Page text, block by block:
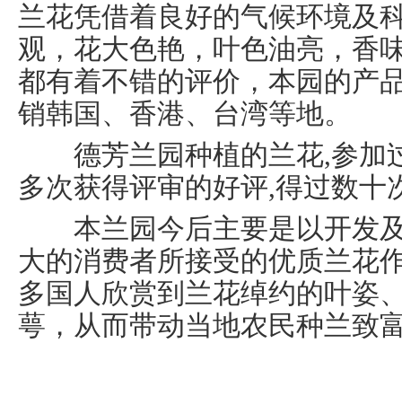
兰花凭借着良好的气候环境及
观，花大色艳，叶色油亮，香
都有着不错的评价，本园的产
销韩国、香港、台湾等地。
德芳兰园种植的兰花,参加
多次获得评审的好评,得过数十
本兰园今后主要是以开发及
大的消费者所接受的优质兰花
多国人欣赏到兰花绰约的叶姿
萼，从而带动当地农民种兰致